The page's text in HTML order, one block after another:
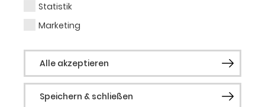
Statistik
Marketing
Alle akzeptieren
Speichern & schließen
Choreografie
Mark Hoskins stammt aus Südafrika, wo er
an der Universität von Kapstadt unter der
Leitung von David Poole Tanz studierte. Er
begann im Alter von 19 Jahren Ballett zu